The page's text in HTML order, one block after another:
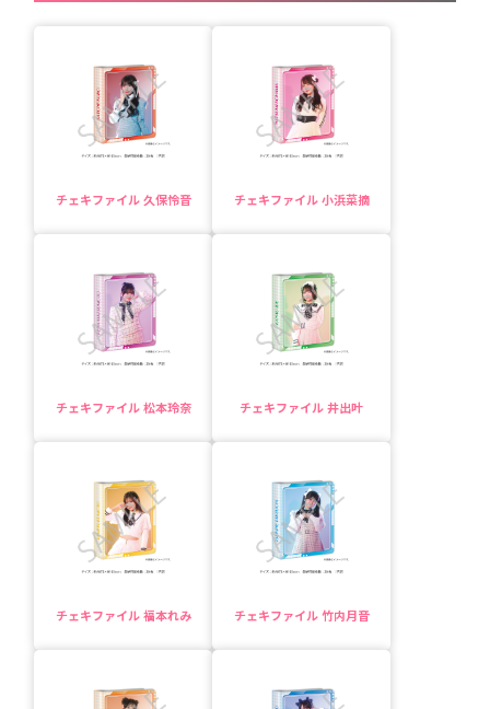
チェキファイル 久保怜音 チェキファイル 小浜菜摘
チェキファイル 松本玲奈 チェキファイル 井出叶
チェキファイル 福本れみ チェキファイル 竹内月音